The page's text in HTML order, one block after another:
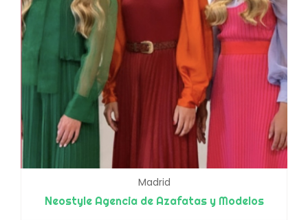
Madrid
Neostyle Agencia de Azafatas y Modelos